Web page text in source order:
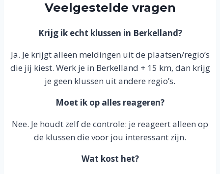
Veelgestelde vragen
Krijg ik echt klussen in Berkelland?
Ja. Je krijgt alleen meldingen uit de plaatsen/regio’s
die jij kiest. Werk je in Berkelland + 15 km, dan krijg
je geen klussen uit andere regio’s.
Moet ik op alles reageren?
Nee. Je houdt zelf de controle: je reageert alleen op
de klussen die voor jou interessant zijn.
Wat kost het?